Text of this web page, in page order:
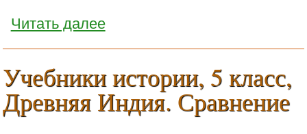
Читать далее
Учебники истории, 5 класс,
Древняя Индия. Сравнение